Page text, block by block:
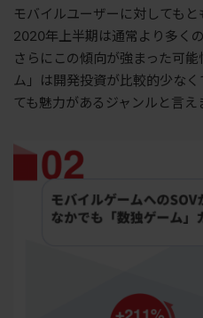
モバイルユーザーに対してもと
2020年上半期は通常より多く
さらにこの傾向が強まった可
ム」は開発投資が比較的少な
ても魅力があるジャンルと言え